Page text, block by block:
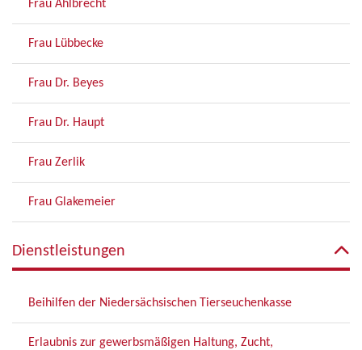
Frau Ahlbrecht
Frau Lübbecke
Frau Dr. Beyes
Frau Dr. Haupt
Frau Zerlik
Frau Glakemeier
Dienstleistungen
Beihilfen der Niedersächsischen Tierseuchenkasse
Erlaubnis zur gewerbsmäßigen Haltung, Zucht,